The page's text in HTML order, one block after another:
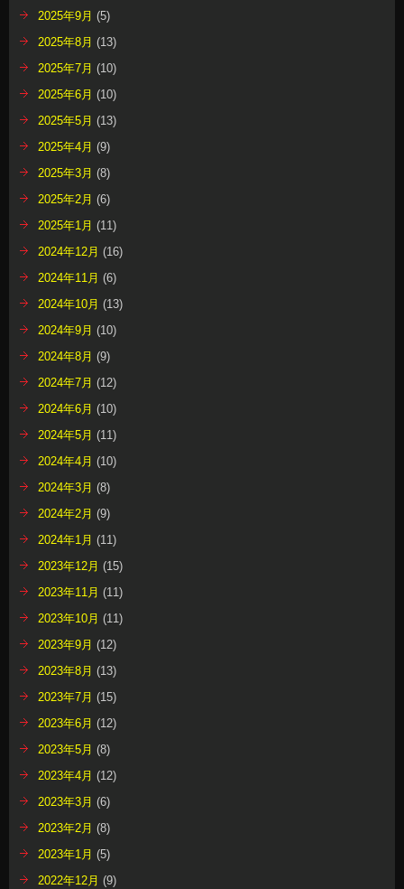
2025年9月 (5)
2025年8月 (13)
2025年7月 (10)
2025年6月 (10)
2025年5月 (13)
2025年4月 (9)
2025年3月 (8)
2025年2月 (6)
2025年1月 (11)
2024年12月 (16)
2024年11月 (6)
2024年10月 (13)
2024年9月 (10)
2024年8月 (9)
2024年7月 (12)
2024年6月 (10)
2024年5月 (11)
2024年4月 (10)
2024年3月 (8)
2024年2月 (9)
2024年1月 (11)
2023年12月 (15)
2023年11月 (11)
2023年10月 (11)
2023年9月 (12)
2023年8月 (13)
2023年7月 (15)
2023年6月 (12)
2023年5月 (8)
2023年4月 (12)
2023年3月 (6)
2023年2月 (8)
2023年1月 (5)
2022年12月 (9)